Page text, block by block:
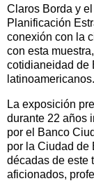
Claros Borda y
Planificación
conexión con la
con esta
cotidianeidad de
latinoamericanos.
La exposición
durante 22 años
por el Banco
por la Ciudad de
décadas de este
aficionados,